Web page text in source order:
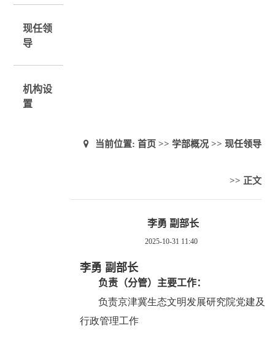
现任领
导
机构设
置
当前位置: 首页 >> 学部概况>> 现任领导
>> 正文
李勇 副部长
2025-10-31 11:40
李勇 副部长
负责（分管）主要工作：
负责京津冀生态文明发展研究院党建及
行政管理工作